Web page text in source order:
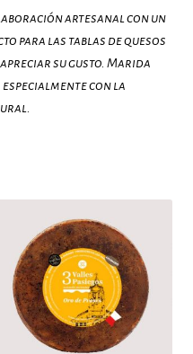
artesanal con un
para las tablas de quesos
su gusto. Marida
con la